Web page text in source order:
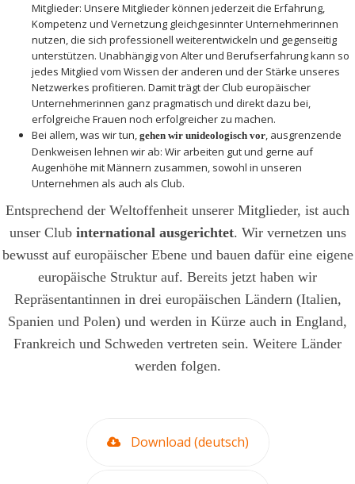
Mitglieder: Unsere Mitglieder können jederzeit die Erfahrung,
Kompetenz und Vernetzung gleichgesinnter Unternehmerinnen
nutzen, die sich professionell weiterentwickeln und gegenseitig
unterstützen. Unabhängig von Alter und Berufserfahrung kann so
jedes Mitglied vom Wissen der anderen und der Stärke unseres
Netzwerkes profitieren. Damit trägt der Club europäischer
Unternehmerinnen ganz pragmatisch und direkt dazu bei,
erfolgreiche Frauen noch erfolgreicher zu machen.
Bei allem, was wir tun, gehen wir unideologisch vor, ausgrenzende
Denkweisen lehnen wir ab: Wir arbeiten gut und gerne auf
Augenhöhe mit Männern zusammen, sowohl in unseren
Unternehmen als auch als Club.
Entsprechend der Weltoffenheit unserer Mitglieder, ist auch
unser Club international ausgerichtet. Wir vernetzen uns
bewusst auf europäischer Ebene und bauen dafür eine eigene
europäische Struktur auf. Bereits jetzt haben wir
Repräsentantinnen in drei europäischen Ländern (Italien,
Spanien und Polen) und werden in Kürze auch in England,
Frankreich und Schweden vertreten sein. Weitere Länder
werden folgen.
Download (deutsch)